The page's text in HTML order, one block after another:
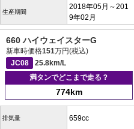
生産期間
2018年05月～201
9年02月
660 ハイウェイスターG
新車時価格151万円(税込)
JC08
25.8km/L
満タンでどこまで走る？
774km
排気量 659cc